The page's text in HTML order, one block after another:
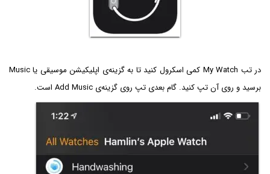
در تب My Watch کمی اسکرول کنید تا به گزینه‌ی اپلیکیشن موسیقی یا Music
برسید و روی آن تپ کنید. گام بعدی تپ روی گزینه‌ی Add Music است.